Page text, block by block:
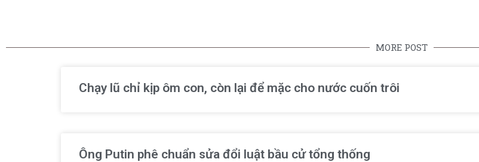
MORE POST
Chạy lũ chỉ kịp ôm con, còn lại để mặc cho nước cuốn trôi
Ông Putin phê chuẩn sửa đổi luật bầu cử tổng thống